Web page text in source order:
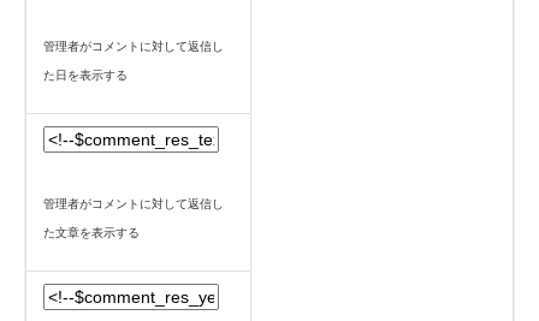
管理者がコメントに対して返信し
た日を表示する
管理者がコメントに対して返信し
た文章を表示する